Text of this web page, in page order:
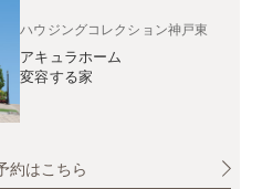
ハウジングコレクション神戸東
アキュラホーム
変容する家
約はこちら